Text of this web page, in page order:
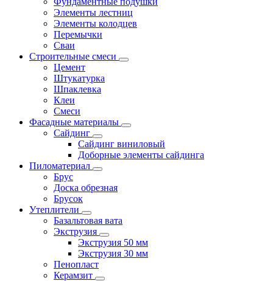
Элементы лестниц
Элементы колодцев
Перемычки
Сваи
Строительные смеси
Цемент
Штукатурка
Шпаклевка
Клеи
Смеси
Фасадные материалы
Сайдинг
Сайдинг виниловый
Доборные элементы сайдинга
Пиломатериал
Брус
Доска обрезная
Брусок
Утеплители
Базальтовая вата
Экструзия
Экструзия 50 мм
Экструзия 30 мм
Пенопласт
Керамзит